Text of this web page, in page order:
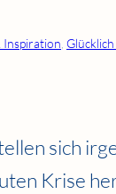
Inspiration
sich
Krise